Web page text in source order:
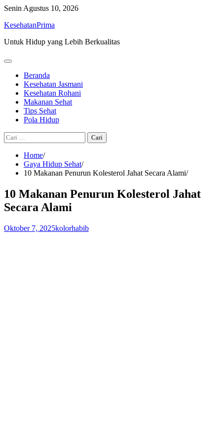
Skip
content
Senin Agustus 10, 2026
KesehatanPrima
Untuk Hidup yang Lebih Berkualitas
Beranda
Kesehatan Jasmani
Kesehatan Rohani
Makanan Sehat
Tips Sehat
Pola Hidup
Cari
untuk:
Home
Gaya Hidup Sehat
10 Makanan Penurun Kolesterol Jahat Secara Alami
10 Makanan Penurun Kolesterol Jahat
Secara Alami
Oktober 7, 2025kolorhabib